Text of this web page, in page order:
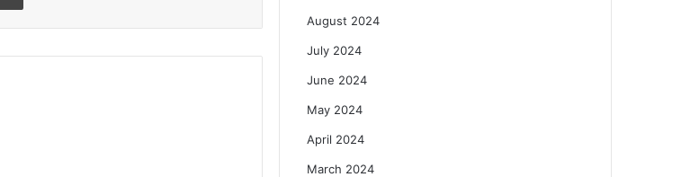
August 2024
July 2024
June 2024
May 2024
April 2024
March 2024